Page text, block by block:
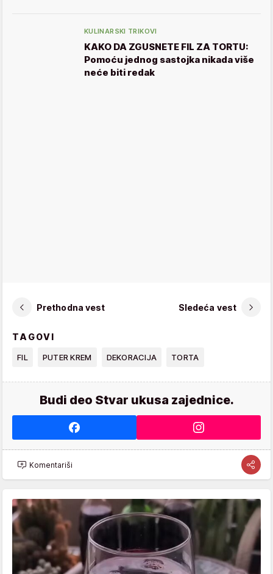
KULINARSKI TRIKOVI
KAKO DA ZGUSNETE FIL ZA TORTU:
Pomoću jednog sastojka nikada više
neće biti redak
Prethodna vest Sledeća vest
TAGOVI
FIL PUTER KREM DEKORACIJA TORTA
Budi deo Stvar ukusa zajednice.
Komentariši